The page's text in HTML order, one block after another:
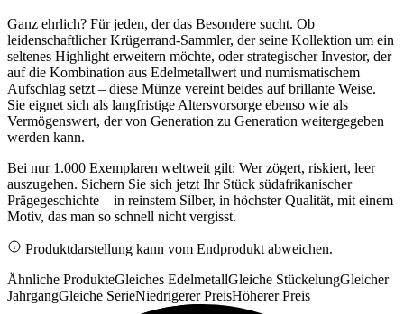
Ganz ehrlich? Für jeden, der das Besondere sucht. Ob
leidenschaftlicher Krügerrand-Sammler, der seine Kollektion um ein
seltenes Highlight erweitern möchte, oder strategischer Investor, der
auf die Kombination aus Edelmetallwert und numismatischem
Aufschlag setzt – diese Münze vereint beides auf brillante Weise.
Sie eignet sich als langfristige Altersvorsorge ebenso wie als
Vermögenswert, der von Generation zu Generation weitergegeben
werden kann.
Bei nur 1.000 Exemplaren weltweit gilt: Wer zögert, riskiert, leer
auszugehen. Sichern Sie sich jetzt Ihr Stück südafrikanischer
Prägegeschichte – in reinstem Silber, in höchster Qualität, mit einem
Motiv, das man so schnell nicht vergisst.
Produktdarstellung kann vom Endprodukt abweichen.
Ähnliche ProdukteGleiches EdelmetallGleiche StückelungGleicher
JahrgangGleiche SerieNiedrigerer PreisHöherer Preis